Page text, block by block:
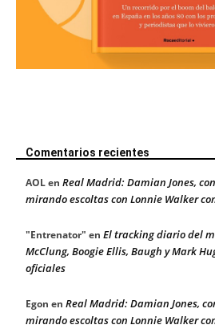
Comentarios recientes
AOLen Real Madrid: Damian Jones,
mirando escoltas con Lonnie Walker
"Entrenator" en El tracking diario del
McClung, Boogie Ellis, Baugh y Mark
oficiales
Egon en Real Madrid: Damian Jones,
mirando escoltas con Lonnie Walker